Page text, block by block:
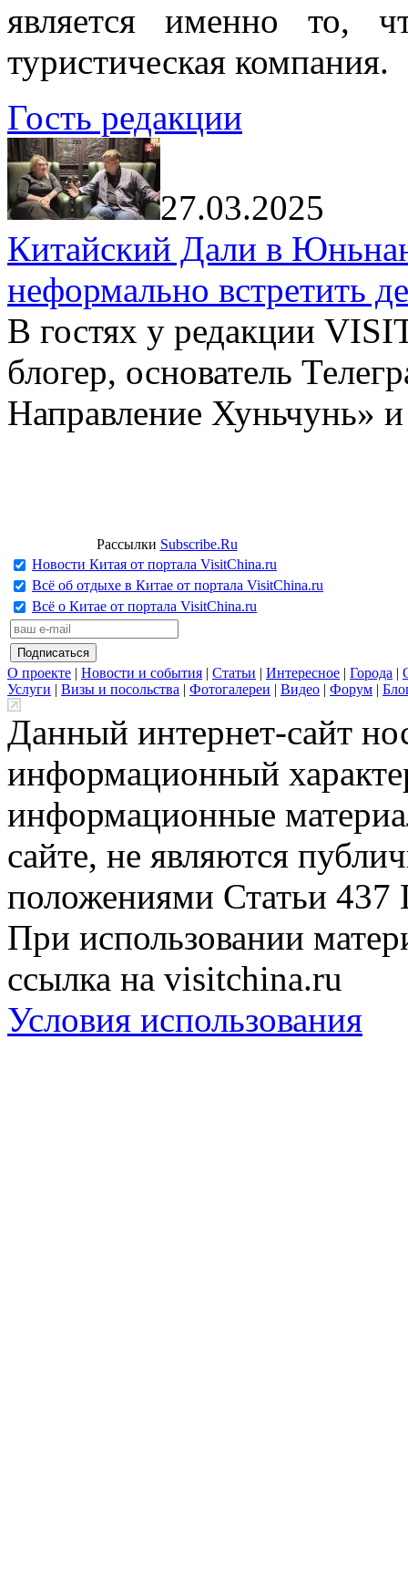
является именно то,
туристическая компания.
Гость редакции
27.03.2025
Китайский Дали в
неформально встретить
В гостях у редакции
блогер, основатель
Направление Хуньчунь»
Рассылки Subscribe.Ru
Новости Китая от портала VisitChina.ru
Всё об отдыхе в Китае от портала VisitChina.ru
Всё о Китае от портала VisitChina.ru
О проекте | Новости и события | Статьи | Интересное | Города |
Услуги | Визы и посольства | Фотогалереи | Видео | Форум |
Данный интернет-сайт
информационный
информационные
сайте, не являются
положениями Статьи 437
При использовании
ссылка на visitchina.ru
Условия использования